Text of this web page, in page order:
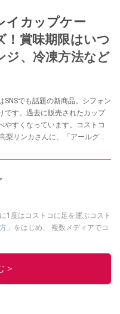
イカップケー
！賞味期限はいつ
ジ、冷凍方法など
SNSでも話題の新商品。シフォン
です。過去に販売されたカップ
やすくなっています。コストコ
梨リンカさんに、「アールグレ
1度はコストコに足を運ぶコスト
」 をはじめ、 複数メディアでコ
オシストの他の記事を読む
＞